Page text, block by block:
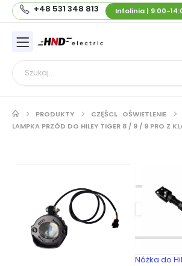
+48 531 348 813 Infolinia | 9:00-
PRODUKTY CZĘŚCI, OŚWIETLENIE
LAMPKA PRZÓD DO HILEY TIGER 8 / 9 / 9 PRO Z
Nóżka do